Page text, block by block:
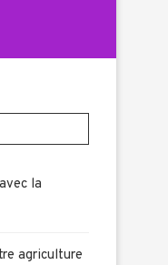
la
agriculture